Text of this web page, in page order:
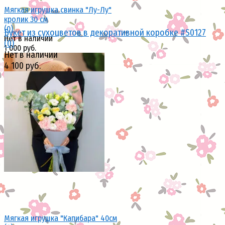
избранное сравнить
Мягкая игрушка свинка "Лу-Лу"
кролик 30 см
(0)
Нет в наличии
1 000 руб.
Мягкая игрушка "Капибара" 40см
избранное сравнить
Букет из сухоцветов в декоративной коробке #S0127
(0)
Нет в наличии
4 100 руб.